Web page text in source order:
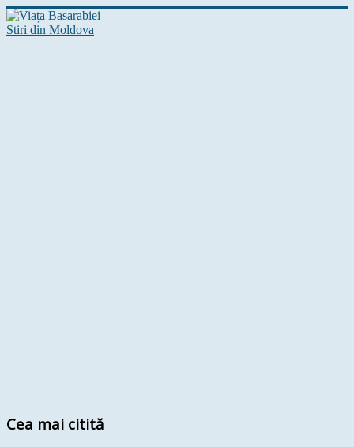
Stiri din Moldova
Cea mai citită